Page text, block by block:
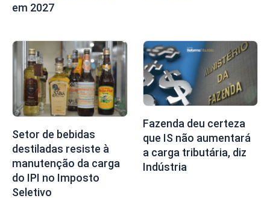
em 2027
Setor de bebidas
destiladas resiste à
manutenção da carga
do IPI no Imposto
Seletivo
Fazenda deu certeza
que IS não aumentará
a carga tributária, diz
Indústria